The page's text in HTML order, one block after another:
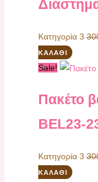
Κατηγορία 3
ΚΑΛΆΘΙ
Sale!
Πακέτο
ΒEL23-
Κατηγορία 3
ΚΑΛΆΘΙ